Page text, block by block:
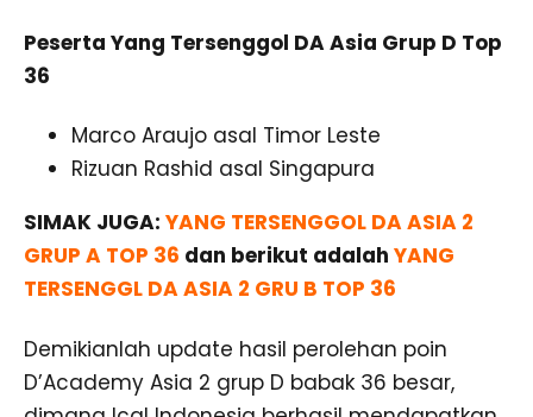
Peserta Yang Tersenggol DA Asia Grup D Top
36
Marco Araujo asal Timor Leste
Rizuan Rashid asal Singapura
SIMAK JUGA: YANG TERSENGGOL DA ASIA 2
GRUP A TOP 36 dan berikut adalah YANG
TERSENGGL DA ASIA 2 GRU B TOP 36
Demikianlah update hasil perolehan poin
D’Academy Asia 2 grup D babak 36 besar,